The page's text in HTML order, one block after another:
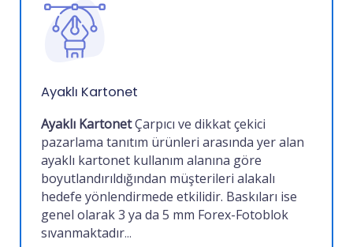
Ayaklı Kartonet
Ayaklı KartonetÇarpıcı ve dikkat çekici
pazarlama tanıtım ürünleri arasında yer alan
ayaklı kartonet kullanım alanına göre
boyutlandırıldığından müşterileri alakalı
hedefe yönlendirmede etkilidir. Baskıları ise
genel olarak 3 ya da 5 mm Forex-Fotoblok
sıvanmaktadır...